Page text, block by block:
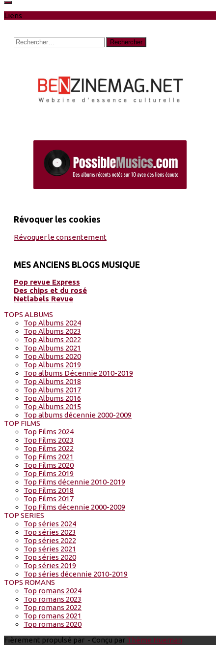
Liens
Rechercher :
Révoquer les cookies
Révoquer le consentement
MES ANCIENS BLOGS MUSIQUE
Pop revue Express
Des chips et du rosé
Netlabels Revue
TOPS ALBUMS
Top Albums 2024
Top Albums 2023
Top Albums 2022
Top Albums 2021
Top Albums 2020
Top Albums 2019
Top albums Décennie 2010-2019
Top Albums 2018
Top Albums 2017
Top Albums 2016
Top Albums 2015
Top albums décennie 2000-2009
TOP FILMS
Top Films 2024
Top Films 2023
Top Films 2022
Top Films 2021
Top Films 2020
Top Films 2019
Top Films décennie 2010-2019
Top Films 2018
Top Films 2017
Top Films décennie 2000-2009
TOP SERIES
Top séries 2024
Top séries 2023
Top séries 2022
Top séries 2021
Top séries 2020
Top séries 2019
Top séries décennie 2010-2019
TOPS ROMANS
Top romans 2024
Top romans 2023
Top romans 2022
Top romans 2021
Top romans 2020
Fièrement propulsé par - Conçu par Thème Hueman